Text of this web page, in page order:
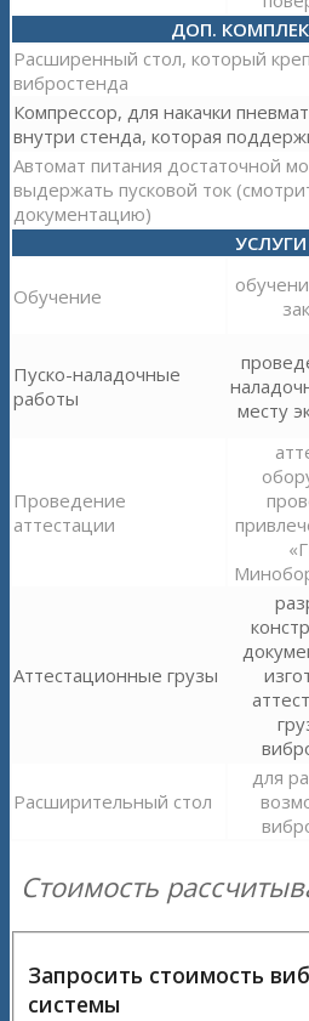
ДОП.
Расширенный стол, который
вибростенда
Компрессор, для накачки
внутри стенда, которая
Автомат питания достаточной
выдержать пусковой ток
документацию)
УСЛУГИ
Обучение
Пуско-наладочные
работы
месту
Проведение
аттестации
Аттестационные грузы
Расширительный стол
для
Стоимость
Запросить стоимость
системы